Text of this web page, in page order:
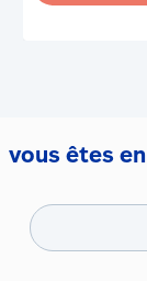
vous êtes en